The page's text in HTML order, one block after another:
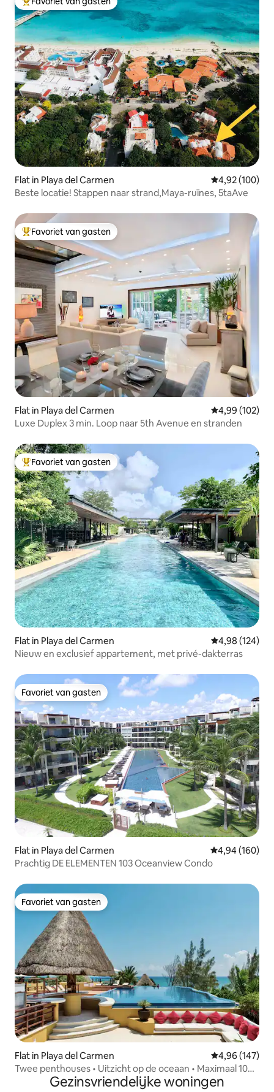
Topfavoriet van gasten
Flat in Playa del Carmen Gemiddelde
4,92 (100)
Beste locatie! Stappen naar strand,Maya-ruïnes, 5taAve
Topfavoriet van gasten
Favoriet van gasten
Flat in Playa del Carmen Gemiddelde
4,99 (102)
Luxe Duplex 3 min. Loop naar 5th Avenue en stranden
Topfavoriet van gasten
Favoriet van gasten
Flat in Playa del Carmen Gemiddelde
4,98 (124)
Nieuw en exclusief appartement, met privé-dakterras
Favoriet van gasten
Favoriet van gasten
Flat in Playa del Carmen Gemiddelde
4,94 (160)
Prachtig DE ELEMENTEN 103 Oceanview Condo
Favoriet van gasten
Favoriet van gasten
Flat in Playa del Carmen Gemiddelde
4,96 (147)
Twee penthouses • Uitzicht op de oceaan • Maximaal 10
Gezinsvriendelijke woningen